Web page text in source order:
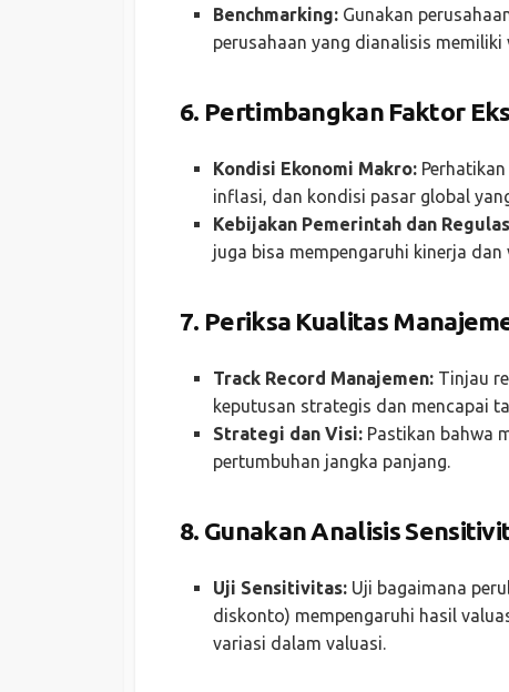
Benchmarking: Gunakan
perusahaan yang dianalisis memiliki
6. Pertimbangkan Faktor
Kondisi Ekonomi Makro:
inflasi, dan kondisi pasar global
Kebijakan Pemerintah dan
juga bisa mempengaruhi kinerja dan
7. Periksa Kualitas
Track Record Manajemen: Tinjau
keputusan strategis dan mencapai
Strategi dan Visi: Pastikan bahwa
pertumbuhan jangka panjang.
8. Gunakan Analisis
Uji Sensitivitas: Uji bagaimana
diskonto) mempengaruhi hasil
variasi dalam valuasi.